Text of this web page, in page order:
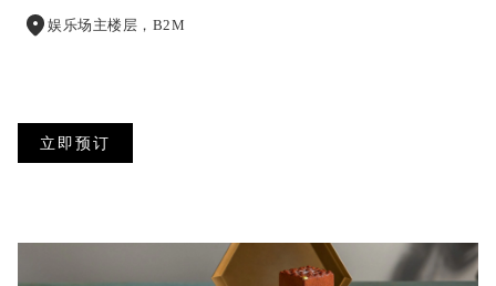
娱乐场主楼层，B2M
立即预订